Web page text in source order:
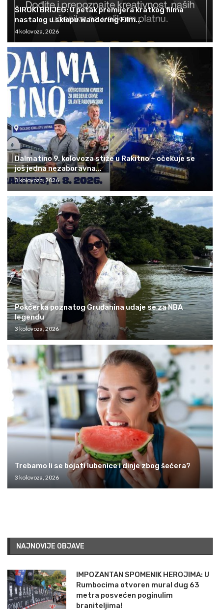
ŠIROKI BRIJEG: U petak premijera kratkog filma
nastalog u sklopu Wandering Film...
4 kolovoza, 2026
Dalmatino 9. kolovoza stiže u Rakitno – očekuje se
još jedna nezaboravna...
3 kolovoza, 2026
Pokćerka poznatog Gruđanina udaje se za NBA
legendu
3 kolovoza, 2026
Trebamo li se bojati lubenice i dinje zbog šećera?
3 kolovoza, 2026
NAJNOVIJE OBJAVE
IMPOZANTAN SPOMENIK HEROJIMA: U
Rumbocima otvoren mural dug 63
metra posvećen poginulim
braniteljima!